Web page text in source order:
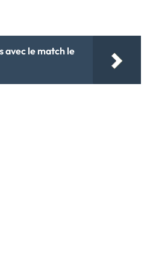
avec le match le